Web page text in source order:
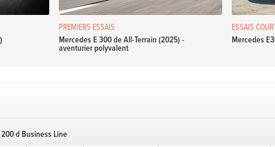
PREMIERS ESSAIS
Mercedes E 300 de All-Terrain (2025) -
aventurier polyvalent
ESSAIS
Mercedes
d Business Line